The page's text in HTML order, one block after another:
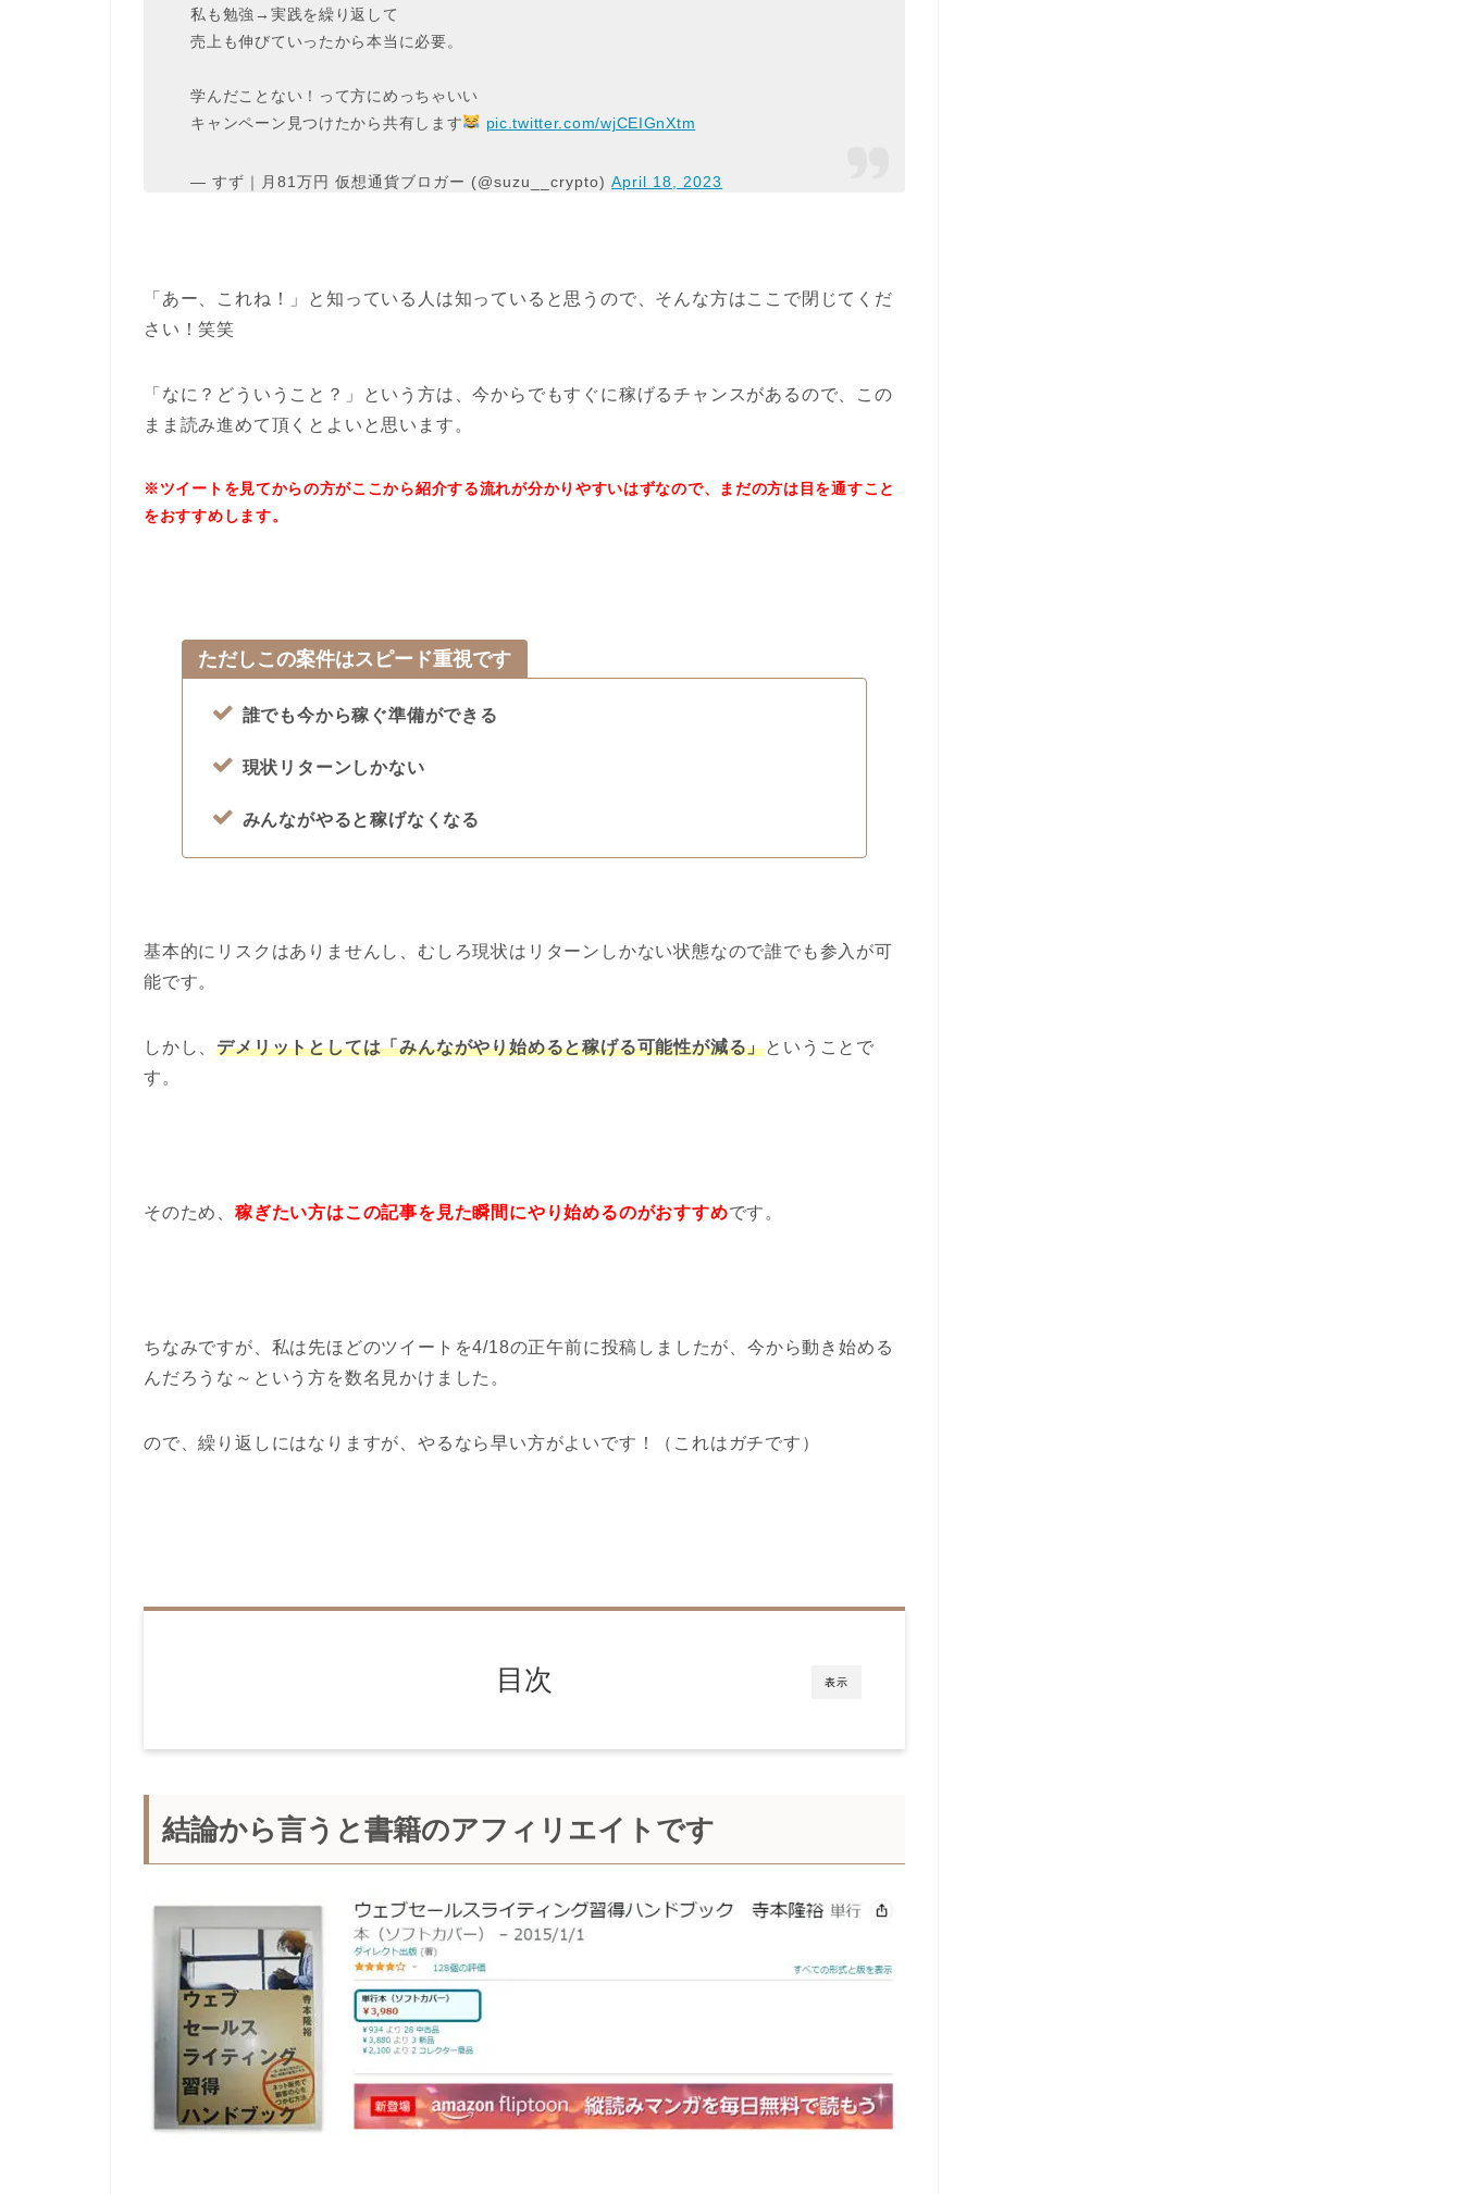
私も勉強→実践を繰り返して
売上も伸びていったから本当に必要。
学んだことない！って方にめっちゃいい
キャンペーン見つけたから共有します
pic.twitter.com/wjCEIGnXtm
— すず｜月81万円 仮想通貨ブロガー (@suzu__crypto)April 18, 2023
「あー、これね！」と知っている人は知っていると思うので、そんな方はここで閉じてくだ
さい！笑笑
「なに？どういうこと？」という方は、今からでもすぐに稼げるチャンスがあるので、この
まま読み進めて頂くとよいと思います。
※ツイートを見てからの方がここから紹介する流れが分かりやすいはずなので、まだの方は目を通すこと
をおすすめします。
ただしこの案件はスピード重視です
誰でも今から稼ぐ準備ができる
現状リターンしかない
みんながやると稼げなくなる
基本的にリスクはありませんし、むしろ現状はリターンしかない状態なので誰でも参入が可
能です。
しかし、デメリットとしては「みんながやり始めると稼げる可能性が減る」ということで
す。
そのため、 稼ぎたい方はこの記事を見た瞬間にやり始めるのがおすすめです。
ちなみですが、私は先ほどのツイートを4/18の正午前に投稿しましたが、今から動き始める
んだろうな～という方を数名見かけました。
ので、繰り返しにはなりますが、やるなら早い方がよいです！（これはガチです）
表示
目次
結論から言うと書籍のアフィリエイトです